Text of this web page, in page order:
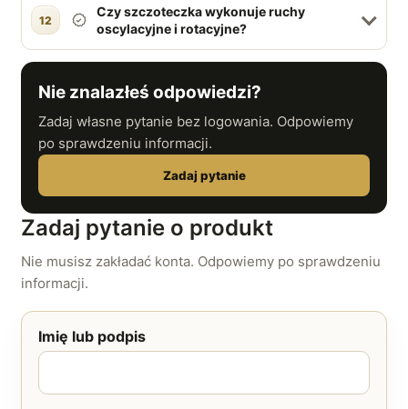
12
Czy szczoteczka wykonuje ruchy
oscylacyjne i rotacyjne?
Nie znalazłeś odpowiedzi?
Zadaj własne pytanie bez logowania. Odpowiemy
po sprawdzeniu informacji.
Zadaj pytanie
Zadaj pytanie o produkt
Nie musisz zakładać konta. Odpowiemy po sprawdzeniu
informacji.
Imię lub podpis